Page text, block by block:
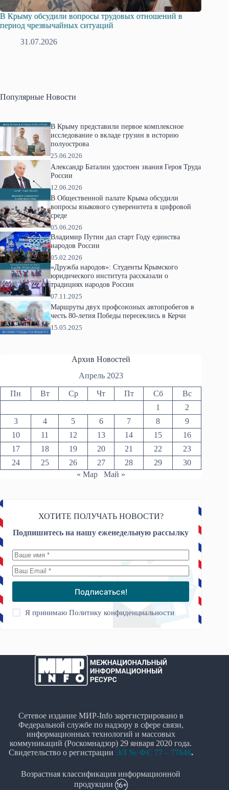
В Крыму обсудили вопросы трудовых отношений в
период чрезвычайных ситуаций
31.07.2026
Популярные Новости
В Крыму представили первое комплексное
исследование о вкладе грузин в историю
полуострова
25.06.2026
Александр Баталин удостоен звания Героя Труда
России
12.06.2026
В Общественной палате Крыма обсудили
вопросы языкового суверенитета в цифровой
среде
05.06.2026
Владимир Путин дал старт Году единства
народов России
05.02.2026
«Дружба народов»: Студенты Крымского
юридического института рассказали о
традициях народов России
07.11.2025
Маршруты двух профсоюзных автопробегов в
честь 80-летия Победы пересеклись в Керчи
15.05.2025
Архив Новостей
Апрель 2023
Пн Вт Ср Чт Пт Сб
Вс
1
2
3
4 5 6 7 8
9
10
11 12 13 14 15
16
17
18 19 20 21 22
23
24
25 26 27 28 29
30
« Мар
Май »
ХОТИТЕ ПОЛУЧАТЬ НОВОСТИ?
Подпишитесь на нашу еженедельную рассылку
Подписаться!
Я принимаюПолитику конфиденциальности
Сетевое издание МИР-Info зарегистрировано в
Федеральной службе по надзору в сфере связи,
информационных технологий и массовых
коммуникаций (Роскомнадзор) 29 января 2020 года.
Свидетельство о регистрации ЭЛ № ФС 77 – 77646.
Возрастная классификация информационной
продукции